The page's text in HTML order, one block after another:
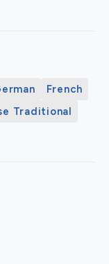
French
Traditional